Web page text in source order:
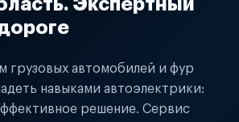
Экспертный
грузовых автомобилей и фур
навыками автоэлектрики:
решение. Сервис